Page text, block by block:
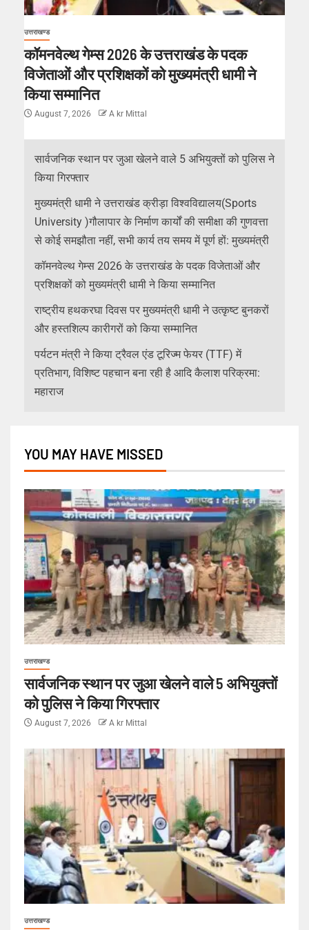
उत्तराखण्ड
कॉमनवेल्थ गेम्स 2026 के उत्तराखंड के पदक
विजेताओं और प्रशिक्षकों को मुख्यमंत्री धामी ने
किया सम्मानित
August 7, 2026 A kr Mittal
सार्वजनिक स्थान पर जुआ खेलने वाले 5 अभियुक्तों को पुलिस ने
किया गिरफ्तार
मुख्यमंत्री धामी ने उत्तराखंड क्रीड़ा विश्वविद्यालय(Sports
University )गौलापार के निर्माण कार्यों की समीक्षा की गुणवत्ता
से कोई समझौता नहीं, सभी कार्य तय समय में पूर्ण हों: मुख्यमंत्री
कॉमनवेल्थ गेम्स 2026 के उत्तराखंड के पदक विजेताओं और
प्रशिक्षकों को मुख्यमंत्री धामी ने किया सम्मानित
राष्ट्रीय हथकरघा दिवस पर मुख्यमंत्री धामी ने उत्कृष्ट बुनकरों
और हस्तशिल्प कारीगरों को किया सम्मानित
पर्यटन मंत्री ने किया ट्रैवल एंड टूरिज्म फेयर (TTF) में
प्रतिभाग, विशिष्ट पहचान बना रही है आदि कैलाश परिक्रमा:
महाराज
YOU MAY HAVE MISSED
उत्तराखण्ड
सार्वजनिक स्थान पर जुआ खेलने वाले 5 अभियुक्तों
को पुलिस ने किया गिरफ्तार
August 7, 2026 A kr Mittal
उत्तराखण्ड